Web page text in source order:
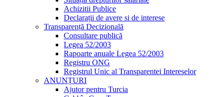
Achizitii Publice
Declarații de avere si de interese
Transparență Decizională
Consultare publică
Legea 52/2003
Rapoarte anuale Legea 52/2003
Registru ONG
Registrul Unic al Transparentei Intereselor
ANUNȚURI
Ajutor pentru Turcia